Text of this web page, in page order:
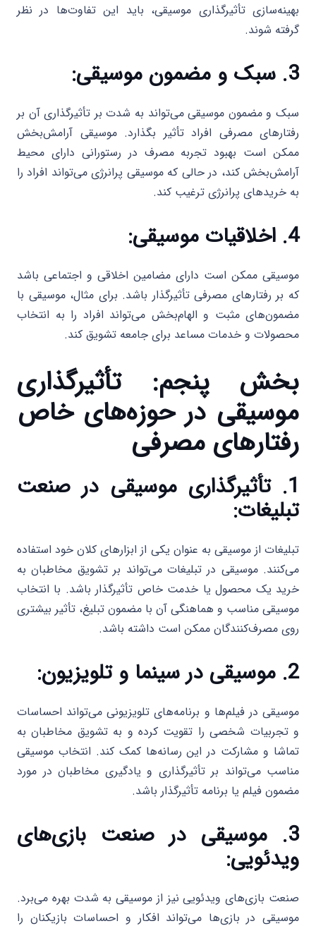
بهینه‌سازی تأثیرگذاری موسیقی، باید این تفاوت‌ها در نظر
گرفته شوند.
3. سبک و مضمون موسیقی:
سبک و مضمون موسیقی می‌تواند به شدت بر تأثیرگذاری آن بر
رفتارهای مصرفی افراد تأثیر بگذارد. موسیقی آرامش‌بخش
ممکن است بهبود تجربه مصرف در رستورانی دارای محیط
آرامش‌بخش کند، در حالی که موسیقی پرانرژی می‌تواند افراد را
به خریدهای پرانرژی ترغیب کند.
4. اخلاقیات موسیقی:
موسیقی ممکن است دارای مضامین اخلاقی و اجتماعی باشد
که بر رفتارهای مصرفی تأثیرگذار باشد. برای مثال، موسیقی با
مضمون‌های مثبت و الهام‌بخش می‌تواند افراد را به انتخاب
محصولات و خدمات مساعد برای جامعه تشویق کند.
بخش پنجم: تأثیرگذاری
موسیقی در حوزه‌های خاص
رفتارهای مصرفی
1. تأثیرگذاری موسیقی در صنعت
تبلیغات:
تبلیغات از موسیقی به عنوان یکی از ابزارهای کلان خود استفاده
می‌کنند. موسیقی در تبلیغات می‌تواند بر تشویق مخاطبان به
خرید یک محصول یا خدمت خاص تأثیرگذار باشد. با انتخاب
موسیقی مناسب و هماهنگی آن با مضمون تبلیغ، تأثیر بیشتری
روی مصرف‌کنندگان ممکن است داشته باشد.
2. موسیقی در سینما و تلویزیون:
موسیقی در فیلم‌ها و برنامه‌های تلویزیونی می‌تواند احساسات
و تجربیات شخصی را تقویت کرده و به تشویق مخاطبان به
تماشا و مشارکت در این رسانه‌ها کمک کند. انتخاب موسیقی
مناسب می‌تواند بر تأثیرگذاری و یادگیری مخاطبان در مورد
مضمون فیلم یا برنامه تأثیرگذار باشد.
3. موسیقی در صنعت بازی‌های
ویدئویی:
صنعت بازی‌های ویدئویی نیز از موسیقی به شدت بهره می‌برد.
موسیقی در بازی‌ها می‌تواند افکار و احساسات بازیکنان را